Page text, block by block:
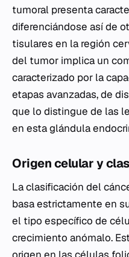
tumoral presenta
diferenciándose así de
tisulares en la región
del tumor implica un
caracterizado por la
etapas avanzadas, de
que lo distingue de las
en esta glándula
Origen celular y
La clasificación del
basa estrictamente en
el tipo específico de
crecimiento anómalo.